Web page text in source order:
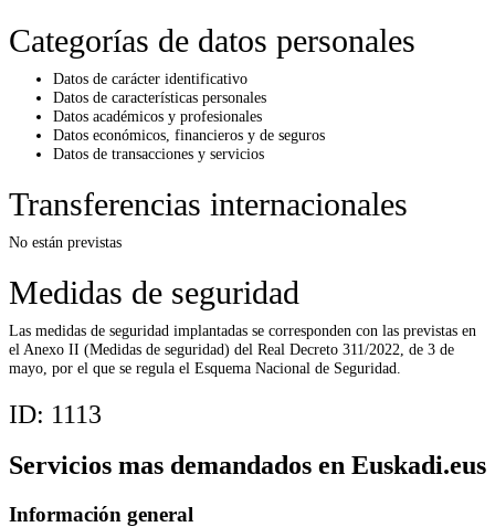
Categorías de datos personales
Datos de carácter identificativo
Datos de características personales
Datos académicos y profesionales
Datos económicos, financieros y de seguros
Datos de transacciones y servicios
Transferencias internacionales
No están previstas
Medidas de seguridad
Las medidas de seguridad implantadas se corresponden con las previstas en
el Anexo II (Medidas de seguridad) del Real Decreto 311/2022, de 3 de
mayo, por el que se regula el Esquema Nacional de Seguridad.
ID: 1113
Servicios mas demandados en Euskadi.eus
Información general